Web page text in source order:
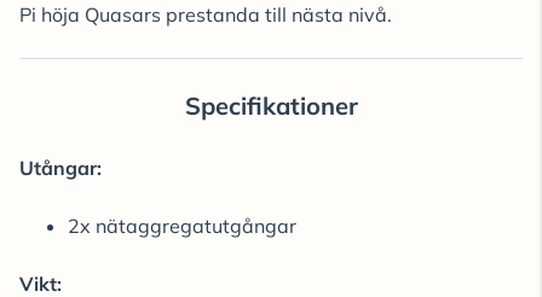
Pi höja Quasars prestanda till nästa nivå.
Specifikationer
Utångar:
2x nätaggregatutgångar
Vikt: